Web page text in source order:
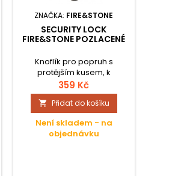
ZNAČKA: FIRE&STONE
SECURITY LOCK
FIRE&STONE POZLACENÉ
Knoflík pro popruh s
protějším kusem, k
bezpečnému upnutí
popruhu; Vylepšené
provedení s tvrdým
šroubem a Ms-zámkem;
Uvolnění/ nedopatření je
vyloučeno; Dodání s
359 Kč
 Přidat do košíku
Není skladem - na
objednávku